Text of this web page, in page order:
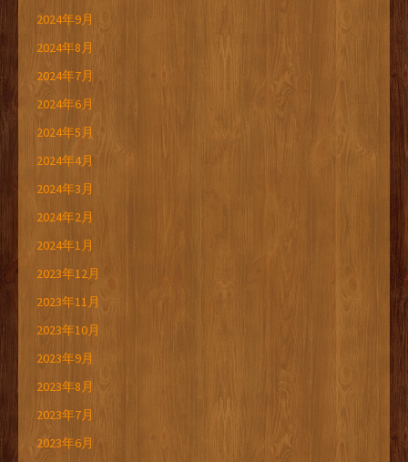
2024年9月
2024年8月
2024年7月
2024年6月
2024年5月
2024年4月
2024年3月
2024年2月
2024年1月
2023年12月
2023年11月
2023年10月
2023年9月
2023年8月
2023年7月
2023年6月